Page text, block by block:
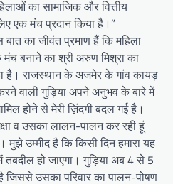
का सामाजिक और वित्तीय
एक मंच प्रदान किया है।”
का जीवंत प्रमाण हैं कि महिला
मंच बनाने का श्री अरुण मिश्रा का
है। राजस्थान के अजमेर के गांव कायड़
वाली गुड़िया अपने अनुभव के बारे में
होने से मेरी ज़िंदगी बदल गई है।
व उसका लालन-पालन कर रही हूं
मुझे उम्मीद है कि किसी दिन हमारा यह
हो जाएगा। गुड़िया अब 4 से 5
जिससे उसका परिवार का पालन-पोषण